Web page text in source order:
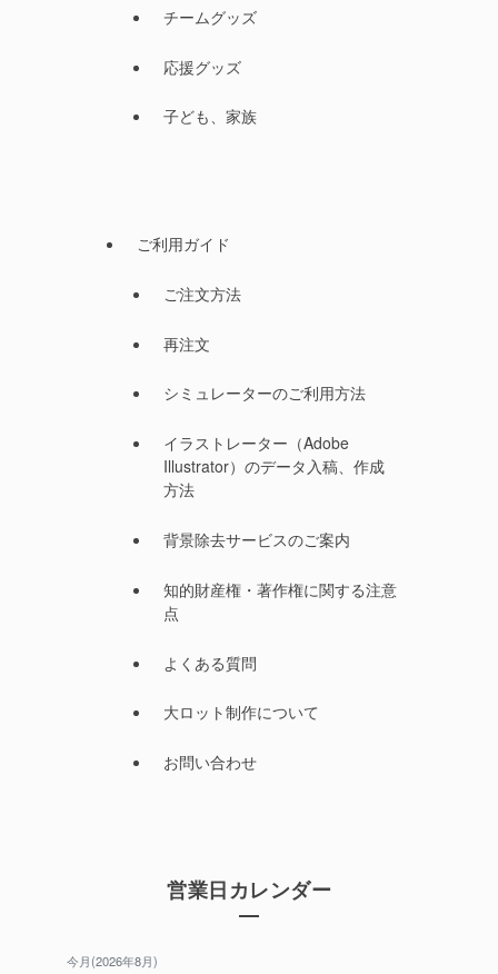
チームグッズ
応援グッズ
子ども、家族
ご利用ガイド
ご注文方法
再注文
シミュレーターのご利用方法
イラストレーター（Adobe
Illustrator）のデータ入稿、作成
方法
背景除去サービスのご案内
知的財産権・著作権に関する注意
点
よくある質問
大ロット制作について
お問い合わせ
営業日カレンダー
今月(2026年8月)